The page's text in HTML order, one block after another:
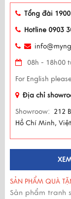
Tổng đài
Hotline 0903
08h - 18h00
For English
Địa chỉ
Showroow: 212
Hồ Chí Minh,
SẢN PHẨM QUÀ
Sản phẩm tranh